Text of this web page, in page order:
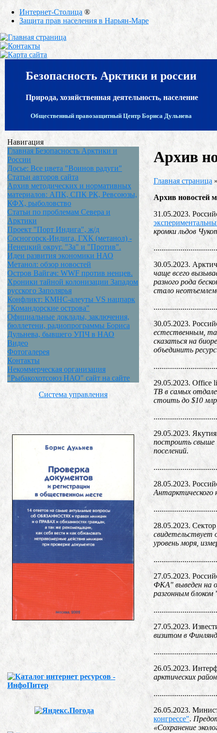
Интернет-Столица ®
Защита прав населения в Нарьян-Маре
Безопасность Арктики и россии
Природа, хозяйственная деятельность, население
Общественный правозащитный Центр Бориса Дульнева
Навигация
Главная Безопасность Арктики и
России
Досье: Все цвета "Воинов радуги"
Статьи авторов сайта
Архив методических и нормативных
материалов: АПК, СПК РК, Ревсоюзы,
КФХ, рыболовство
Статьи по проблемам Севера и
Арктики
Проект "Порт Индига", ж/д
Сосногорск-Индига, ГХК (метанол) -
Ненецкий округ. "За" и "Против".
Идеи развития экономики НАО
Метанол: обзор новостей
Остров Вайгач: WWF против ненцев.
Хроники тайной колонизации Западом
русского Заполярья
Конфликт: КМНС-алеуты VS нацпарк
"Командорские острова"
Официальные доклады, заключения,
бюллетени, радиопрограммы Бориса
Дульнева, бывшего УПЧ в НАО
Видео
Фотогалерея
Контакты
Некоммерческая организация
"Рыбакохотсоюз НАО" сайт на сайте
Система управления
Архив
Главная страница
Архив новостей
31.05.2023.
кромки льдов
30.05.2023.
чаще всего
разного рода
стало
30.05.2023.
естественным,
сказаться на
объединить
29.05.2023. Office
ТВ в самых
стоить до $10
29.05.2023.
построить свыше
поселений.
28.05.2023.
Антарктического
28.05.2023.
свидетельствует
уровень моря,
27.05.2023.
ФКА" выведен на
разгонным
27.05.2023.
визитом в
26.05.2023.
арктических
26.05.2023.
конгрессе".
«Сохранение